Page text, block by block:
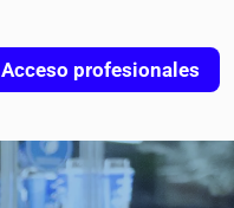
Acceso profesionales